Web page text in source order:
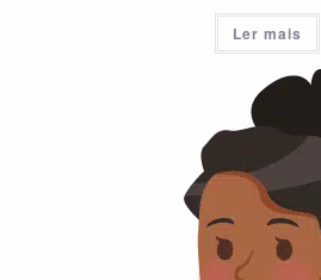
Ler mais